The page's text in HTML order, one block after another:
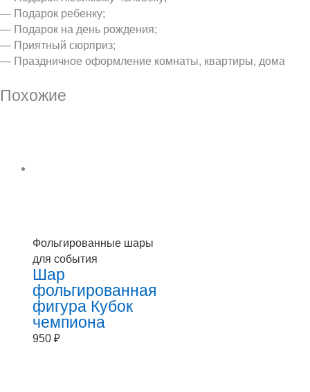
— Подарок ребенку;
— Подарок на день рождения;
— Приятный сюрприз;
— Праздничное оформление комнаты, квартиры, дома
Похожие
Фольгированные шары
для события
Шар
фольгированная
фигура Кубок
чемпиона
950 ₽